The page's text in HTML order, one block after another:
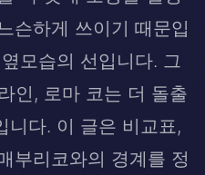
슨하게 쓰이기 때문입
모습의 선입니다. 그
인, 로마 코는 더 돌출
니다. 이 글은 비교표,
부리코와의 경계를 정